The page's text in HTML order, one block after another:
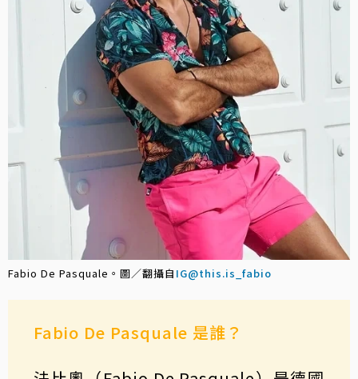
Fabio De Pasquale。圖／翻攝自 IG@this.is_fabio
Fabio De Pasquale 是誰？